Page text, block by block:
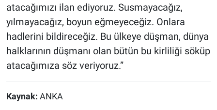
atacağımızı ilan ediyoruz. Susmayacağız,
yılmayacağız, boyun eğmeyeceğiz. Onlara
hadlerini bildireceğiz. Bu ülkeye düşman, dünya
halklarının düşmanı olan bütün bu kirliliği söküp
atacağımıza söz veriyoruz.”
Kaynak: ANKA